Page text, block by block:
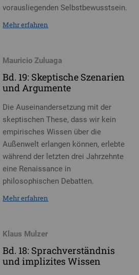
vorausliegenden Selbstbewusstsein.
Mehr erfahren
Mauricio Zuluaga
Bd. 19: Skeptische Szenarien
und Argumente
Die Auseinandersetzung mit der
skeptischen These, dass wir kein
empirisches Wissen über die
Außenwelt erlangen können, erlebte
während der letzten drei Jahrzehnte
eine Renaissance in
philosophischen Debatten.
Mehr erfahren
Klaus Mulzer
Bd. 18: Sprachverständnis
und implizites Wissen